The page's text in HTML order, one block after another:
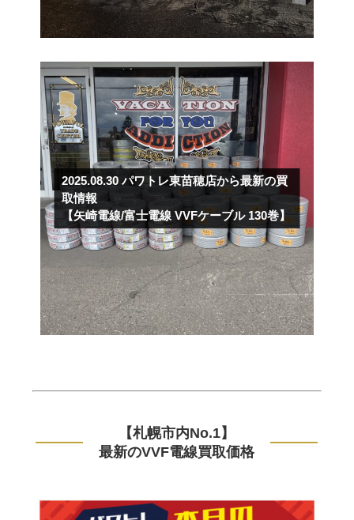
2025.08.30パワトレ東苗穂店から最新の買
取情報
【矢崎電線/富士電線 VVFケーブル 130巻】
【札幌市内No.1】
最新のVVF電線買取価格